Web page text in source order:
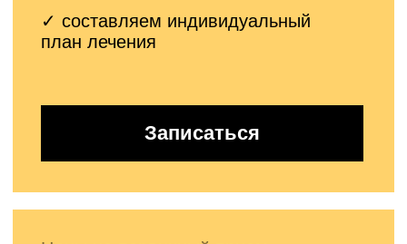
Записаться
Запор: что это
такое?